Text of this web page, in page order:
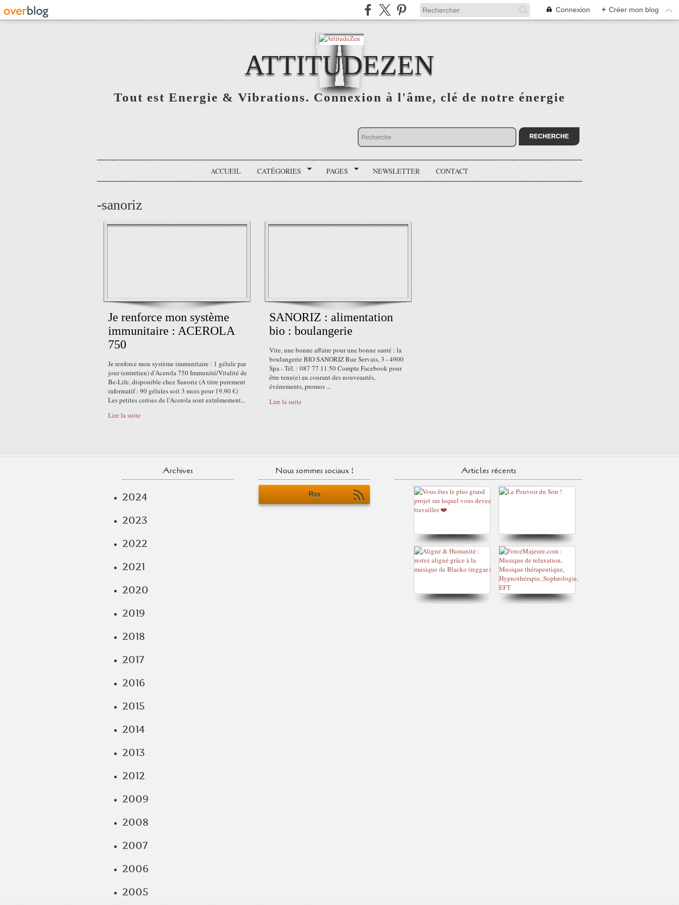
Connexion + Créer mon blog
ATTITUDEZEN
Tout est Energie & Vibrations. Connexion à l'âme, clé de notre énergie
ACCUEIL CATÉGORIES PAGES NEWSLETTER CONTACT
-sanoriz
Je renforce mon système
immunitaire : ACEROLA
750
Je renforce mon système immunitaire : 1 gélule par
jour (entretien) d'Acerola 750 Immunité/Vitalité de
Be-Life, disponible chez Sanoriz (A titre purement
informatif : 90 gélules soit 3 mois pour 19.90 €)
Les petites cerises de l'Acerola sont extrêmement...
Lire la suite
SANORIZ : alimentation
bio : boulangerie
Vite, une bonne affaire pour une bonne santé : la
boulangerie BIO SANORIZ Rue Servais, 3 - 4900
Spa - Tél. : 087 77 11 50 Compte Facebook pour
être tenu(e) au courant des nouveautés,
événements, promos ...
Lire la suite
Archives
2024
2023
2022
2021
2020
2019
2018
2017
2016
2015
2014
2013
2012
2009
2008
2007
2006
2005
Nous sommes sociaux !
Rss
Articles récents